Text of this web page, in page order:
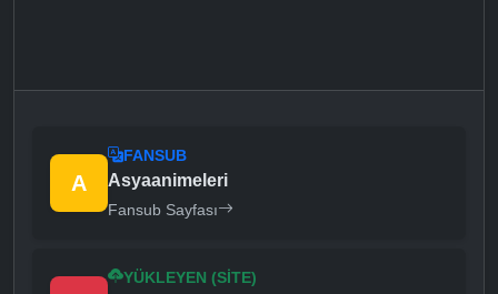
A
FANSUB
Asyaanimeleri
Fansub Sayfası
YÜKLEYEN (SITE)